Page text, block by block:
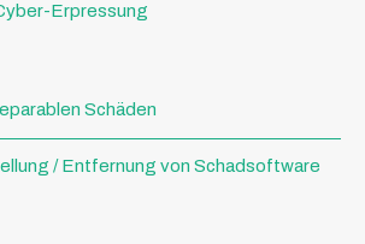
Erpressung
Schäden
/ Entfernung von Schadsoftware